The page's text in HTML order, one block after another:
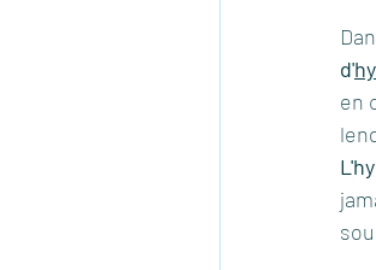
d'
en